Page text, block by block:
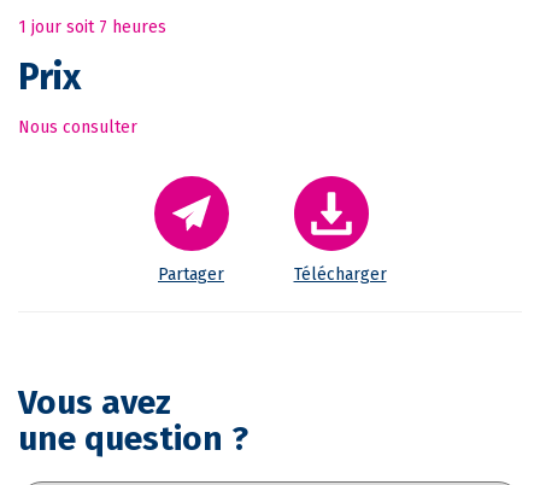
1 jour soit 7 heures
Prix
Nous consulter
Partager Télécharger
Vous avez
une question ?